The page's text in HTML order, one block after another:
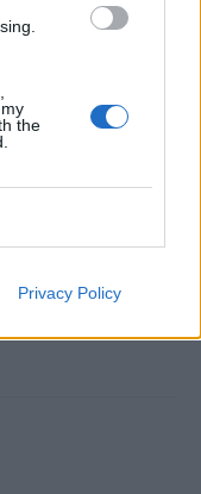
the
Privacy Policy